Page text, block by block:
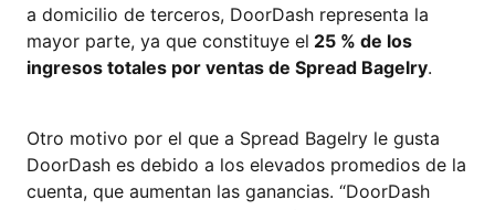
a domicilio de terceros, DoorDash representa la
mayor parte, ya que constituye el 25 % de los
ingresos totales por ventas de Spread Bagelry.
Otro motivo por el que a Spread Bagelry le gusta
DoorDash es debido a los elevados promedios de la
cuenta, que aumentan las ganancias. “DoorDash